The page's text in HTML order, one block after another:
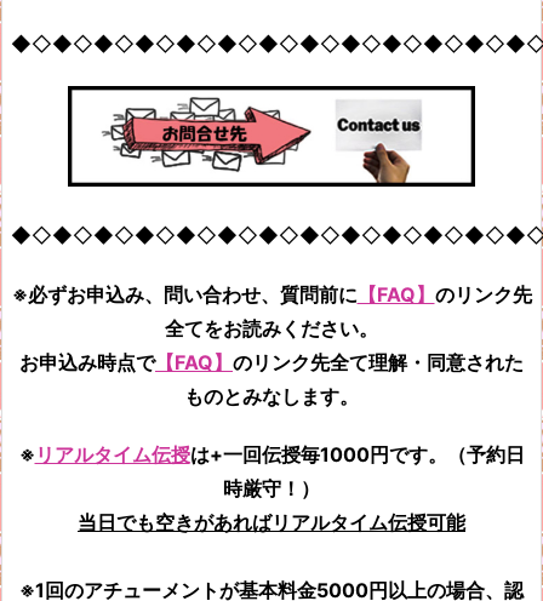
※必ずお申込み、問い合わせ、質問前に 【FAQ】 のリンク先
全てをお読みください。
お申込み時点で【FAQ】 のリンク先全て理解・同意された
ものとみなします。
※ リアルタイム伝授は+一回伝授毎1000円です。（予約日
時厳守！）
当日でも空きがあればリアルタイム伝授可能
※1回のアチューメントが基本料金5000円以上の場合、認